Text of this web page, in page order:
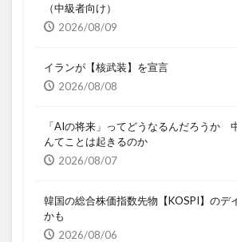
（中級者向け）
2026/08/09
イランが【核武装】を宣言
2026/08/08
「AIの将来」ってどうなるんだろうか
んてことは起きるのか
2026/08/07
韓国の総合株価指数先物【KOSPI】のデ
かも
2026/08/06